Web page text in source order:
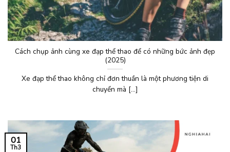
Cách chụp ảnh cùng xe đạp thể thao để có những bức ảnh đẹp
(2025)
Xe đạp thể thao không chỉ đơn thuần là một phương tiện di
chuyển mà [...]
01
Th3